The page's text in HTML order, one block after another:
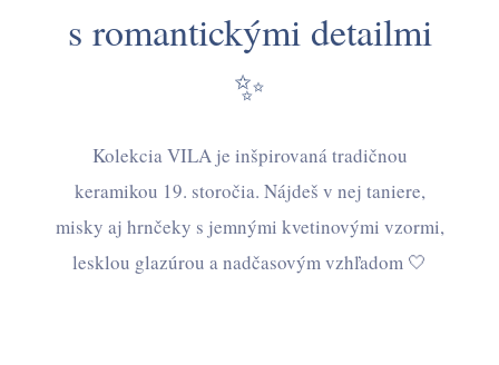
s romantickými detailmi
✨
Kolekcia VILA je inšpirovaná tradičnou
keramikou 19. storočia. Nájdeš v nej taniere,
misky aj hrnčeky s jemnými kvetinovými vzormi,
lesklou glazúrou a nadčasovým vzhľadom 🤍